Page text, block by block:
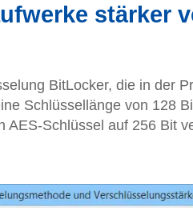
stärker
BitLocker, die in der
Schlüssellänge von 128
AES-Schlüssel auf 256 Bit